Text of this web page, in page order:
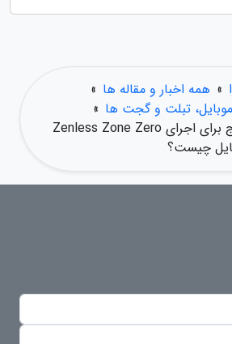
» همه اخبار و مقاله ها »
موبایل، تبلت و گجت ها »
سیستم مورد احتیاج برای اجرای Zenless Zone Zero
چیست؟